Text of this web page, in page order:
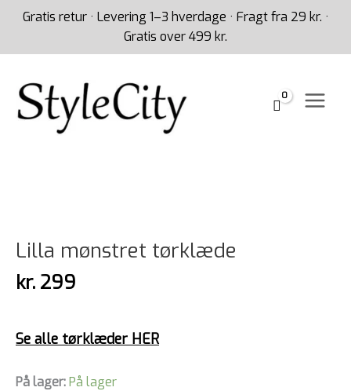
Gratis retur · Levering 1–3 hverdage · Fragt fra 29 kr. ·
Gratis over 499 kr.
Lilla mønstret tørklæde
kr. 299
Se alle tørklæder HER
På lager:På lager